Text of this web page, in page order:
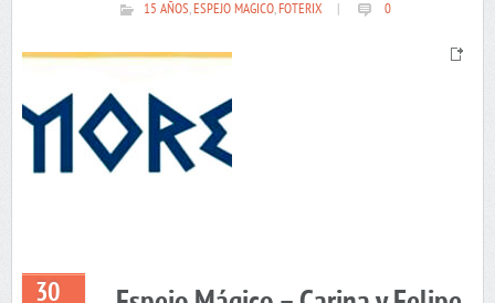
15 AÑOS,ESPEJO MAGICO,FOTERIX 0
30